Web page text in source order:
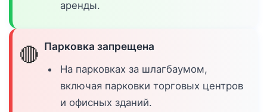
аренды.
🔴 Парковка запрещена
На парковках за шлагбаумом,
включая парковки торговых центров
и офисных зданий.